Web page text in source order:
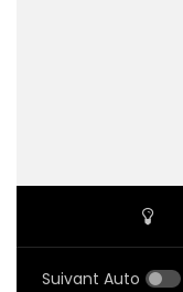
Suivant Auto